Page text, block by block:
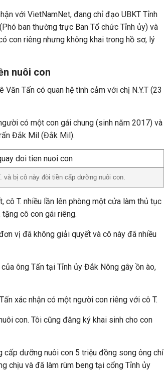
với VietNamNet, đang chỉ đạo UBKT Tỉnh
ban thường trực Ban Tổ chức Tỉnh ủy) và
con riêng nhưng không khai trong hồ sơ, lý
nuôi con
Tấn có quan hệ tình cảm với chị N.Y.T (23
có một con gái chung (sinh năm 2017) và
Đắk Mil (Đắk Mil).
và bị cô này đòi tiền cấp dưỡng nuôi con.
cô T. nhiều lần lên phòng một cửa làm thủ tục
cô con gái riêng.
vị đã không giải quyết và cô này đã nhiều
ông Tấn tại Tỉnh ủy Đắk Nông gây ồn ào,
xác nhận có một người con riêng với cô T.
con. Tôi cũng đăng ký khai sinh cho con
cấp dưỡng nuôi con 5 triệu đồng song ông chỉ
chịu và đã làm rùm beng tại cổng Tỉnh ủy